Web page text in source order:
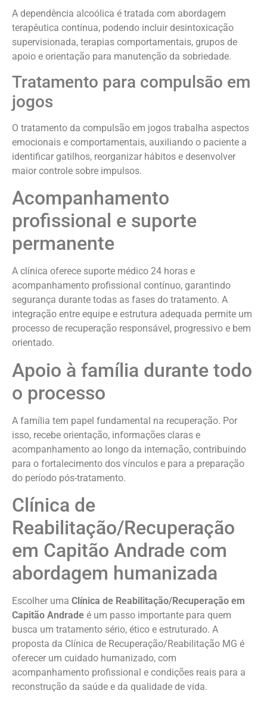
A dependência alcoólica é tratada com abordagem
terapêutica contínua, podendo incluir desintoxicação
supervisionada, terapias comportamentais, grupos de
apoio e orientação para manutenção da sobriedade.
Tratamento para compulsão em
jogos
O tratamento da compulsão em jogos trabalha aspectos
emocionais e comportamentais, auxiliando o paciente a
identificar gatilhos, reorganizar hábitos e desenvolver
maior controle sobre impulsos.
Acompanhamento
profissional e suporte
permanente
A clínica oferece suporte médico 24 horas e
acompanhamento profissional contínuo, garantindo
segurança durante todas as fases do tratamento. A
integração entre equipe e estrutura adequada permite um
processo de recuperação responsável, progressivo e bem
orientado.
Apoio à família durante todo
o processo
A família tem papel fundamental na recuperação. Por
isso, recebe orientação, informações claras e
acompanhamento ao longo da internação, contribuindo
para o fortalecimento dos vínculos e para a preparação
do período pós-tratamento.
Clínica de
Reabilitação/Recuperação
em Capitão Andrade com
abordagem humanizada
Escolher uma Clínica de Reabilitação/Recuperação em
Capitão Andrade é um passo importante para quem
busca um tratamento sério, ético e estruturado. A
proposta da Clínica de Recuperação/Reabilitação MG é
oferecer um cuidado humanizado, com
acompanhamento profissional e condições reais para a
reconstrução da saúde e da qualidade de vida.